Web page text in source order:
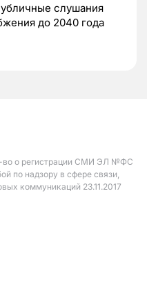
слушания
до 2040 года
во о регистрации СМИ ЭЛ №ФС
по надзору в сфере связи,
коммуникаций 23.11.2017